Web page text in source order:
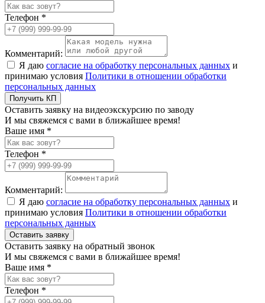
Телефон *
Комментарий:
Я даю согласие на обработку персональных данных и
принимаю условия Политики в отношении обработки
персональных данных
Получить КП
Оставить заявку на видеоэкскурсию по заводу
И мы свяжемся с вами в ближайшее время!
Ваше имя *
Телефон *
Комментарий:
Я даю согласие на обработку персональных данных и
принимаю условия Политики в отношении обработки
персональных данных
Оставить заявку
Оставить заявку на обратный звонок
И мы свяжемся с вами в ближайшее время!
Ваше имя *
Телефон *